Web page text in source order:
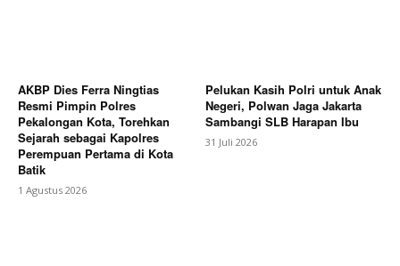
AKBP Dies Ferra Ningtias
Resmi Pimpin Polres
Pekalongan Kota, Torehkan
Sejarah sebagai Kapolres
Perempuan Pertama di Kota
Batik
1 Agustus 2026
Pelukan Kasih Polri untuk Anak
Negeri, Polwan Jaga Jakarta
Sambangi SLB Harapan Ibu
31 Juli 2026